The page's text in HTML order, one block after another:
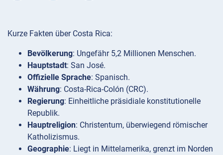
Kurze Fakten über Costa Rica:
Bevölkerung: Ungefähr 5,2 Millionen Menschen.
Hauptstadt: San José.
Offizielle Sprache: Spanisch.
Währung: Costa-Rica-Colón (CRC).
Regierung: Einheitliche präsidiale konstitutionelle
Republik.
Hauptreligion: Christentum, überwiegend römischer
Katholizismus.
Geographie: Liegt in Mittelamerika, grenzt im Norden